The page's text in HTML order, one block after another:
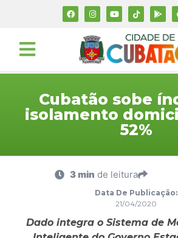
Cubatão sobe
isolamento
52%
3 min de leitura
Data De Publicação:
21/04/2020
Dado integra o Sistema de